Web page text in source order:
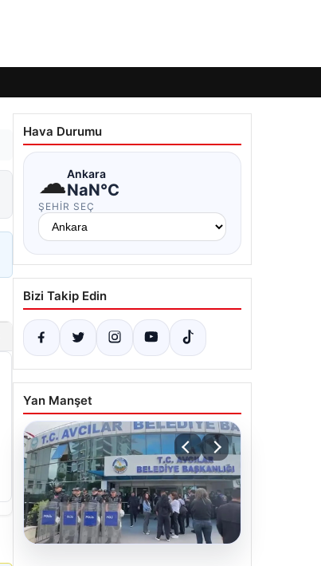
Hava Durumu
☁Ankara
NaN°C
ŞEHIR SEÇ
Bizi Takip Edin
Yan Manşet